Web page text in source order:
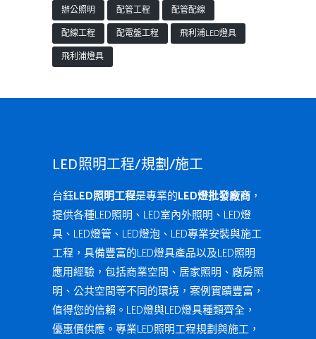
辦公照明
配管工程
配管配線
配線工程
配電盤工程
飛利浦LED燈具
飛利浦燈具
LED照明工程/規劃/施工
台鈺LED照明工程是專業的LED燈批發廠商 ，
提供各種LED照明、LED室內外照明、LED燈
具、LED燈管、LED燈泡、LED專業安裝與施工
工程，具備豐富的LED燈具產品以及LED照明
應用經驗，包括商業空間、居家照明、廠房照
明、公共空間等不同的環境，案例實蹟豐富，
值得您的信賴。LED燈與LED燈具種類齊全，
優惠價供應。專業LED照明工程規劃與施工，